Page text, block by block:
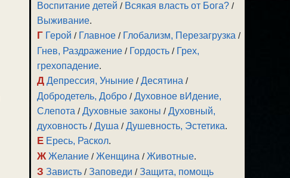
Воспитание детей / Всякая власть от Бога? /
Выживание.
Г Герой / Главное / Глобализм, Перезагрузка /
Гнев, Раздражение / Гордость / Грех,
грехопадение.
Д Депрессия, Уныние /Десятина /
Добродетель, Добро /Духовное вИдение,
Слепота /Духовные законы /Духовный,
духовность /Душа /Душевность, Эстетика.
Е Ересь, Раскол.
Ж Желание /Женщина /Животные.
З Зависть /Заповеди /Защита, помощь